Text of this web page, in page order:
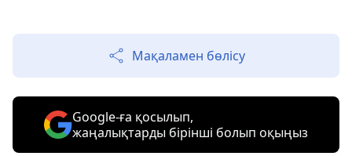
Мақаламен бөлісу
Google-ға қосылып,
жаңалықтарды бірінші болып оқыңыз